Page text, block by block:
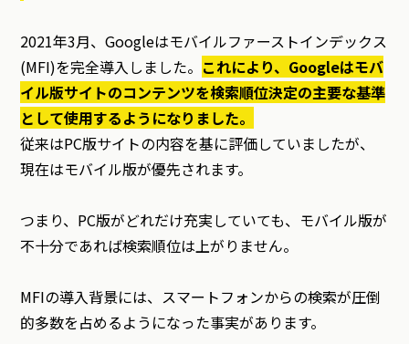
2021年3月、Googleはモバイルファーストインデックス
(MFI)を完全導入しました。 これにより、Googleはモバ
イル版サイトのコンテンツを検索順位決定の主要な基準
として使用するようになりました。
従来はPC版サイトの内容を基に評価していましたが、
現在はモバイル版が優先されます。
つまり、PC版がどれだけ充実していても、モバイル版が
不十分であれば検索順位は上がりません。
MFIの導入背景には、スマートフォンからの検索が圧倒
的多数を占めるようになった事実があります。